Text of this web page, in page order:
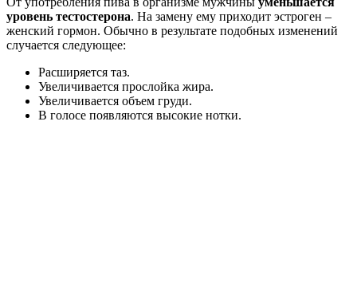
уровень тестостерона. На замену ему приходит эстроген –
женский гормон. Обычно в результате подобных изменений
случается следующее:
Расширяется таз.
Увеличивается прослойка жира.
Увеличивается объем груди.
В голосе появляются высокие нотки.